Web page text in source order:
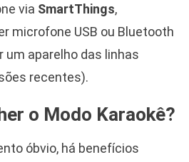
via SmartThings,
microfone USB ou Bluetooth
aparelho das linhas
recentes).
o Modo Karaokê?
óbvio, há benefícios